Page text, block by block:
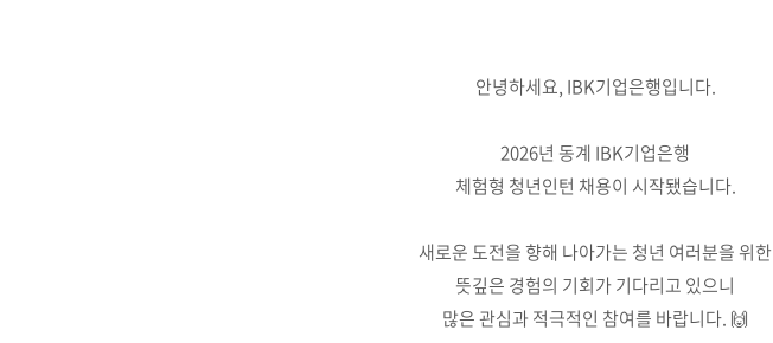
안녕하세요, IBK기업은행입니다.
2026년 동계 IBK기업은행
체험형 청년인턴 채용이 시작됐습니다.
새로운 도전을 향해 나아가는 청년 여러분을 위한
뜻깊은 경험의 기회가 기다리고 있으니
많은 관심과 적극적인 참여를 바랍니다. 🙌